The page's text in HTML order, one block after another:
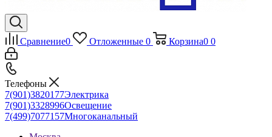
Сравнение0 Отложенные 0 Корзина0 0
Телефоны
7(901)3820177Электрика
7(901)3328996Освещение
7(499)7077157Многоканальный